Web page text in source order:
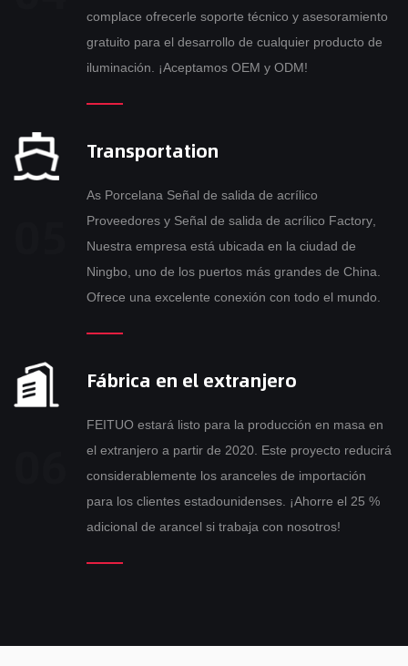
complace ofrecerle soporte técnico y asesoramiento
gratuito para el desarrollo de cualquier producto de
iluminación. ¡Aceptamos OEM y ODM!
Transportation
As Porcelana Señal de salida de acrílico
Proveedores y Señal de salida de acrílico Factory,
Nuestra empresa está ubicada en la ciudad de
Ningbo, uno de los puertos más grandes de China.
Ofrece una excelente conexión con todo el mundo.
Fábrica en el extranjero
FEITUO estará listo para la producción en masa en
el extranjero a partir de 2020. Este proyecto reducirá
considerablemente los aranceles de importación
para los clientes estadounidenses. ¡Ahorre el 25 %
adicional de arancel si trabaja con nosotros!